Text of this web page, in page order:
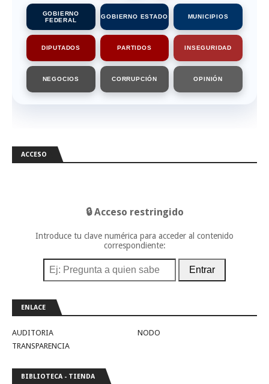
GOBIERNO
FEDERAL
GOBIERNO ESTADO MUNICIPIOS
DIPUTADOS PARTIDOS INSEGURIDAD
NEGOCIOS CORRUPCIÓN OPINIÓN
ACCESO
🔒 Acceso restringido
Introduce tu clave numérica para acceder al contenido
correspondiente:
Entrar
ENLACE
AUDITORIA
NODO
TRANSPARENCIA
BIBLIOTECA - TIENDA